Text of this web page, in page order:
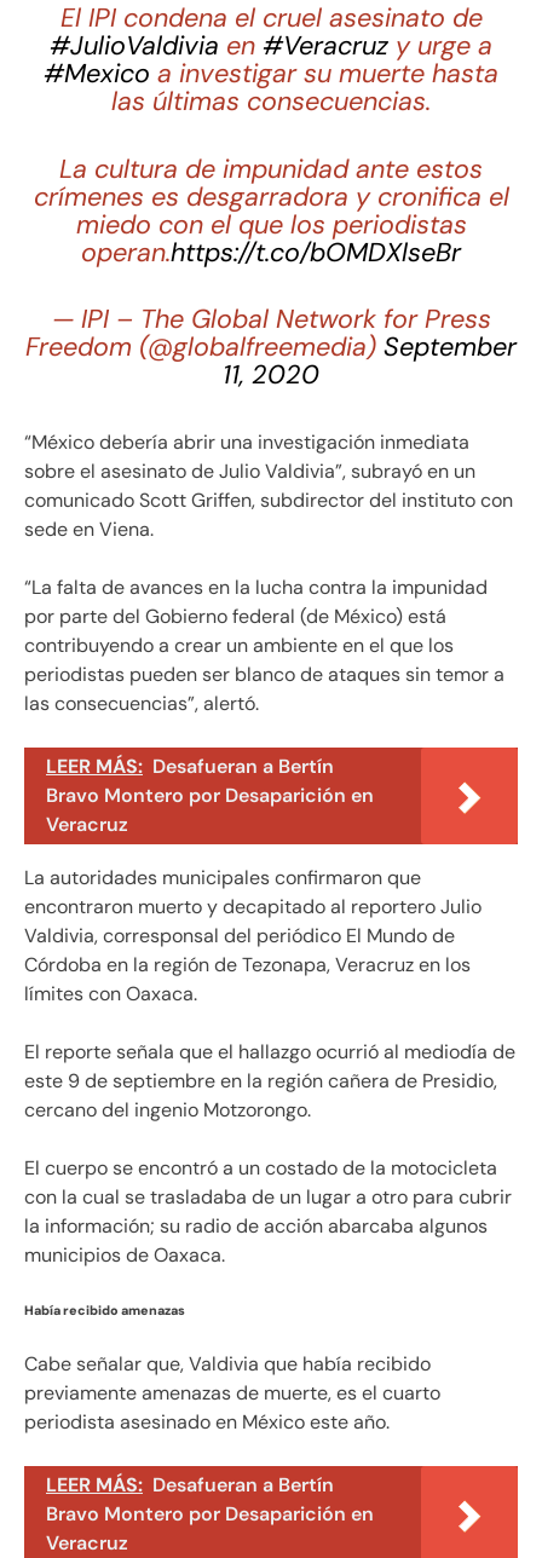
El IPI condena el cruel asesinato de
#JulioValdivia en #Veracruz y urge a
#Mexico a investigar su muerte hasta
las últimas consecuencias.
La cultura de impunidad ante estos
crímenes es desgarradora y cronifica el
miedo con el que los periodistas
operan.https://t.co/bOMDXlseBr
— IPI – The Global Network for Press
Freedom (@globalfreemedia) September
11, 2020
“México debería abrir una investigación inmediata
sobre el asesinato de Julio Valdivia”, subrayó en un
comunicado Scott Griffen, subdirector del instituto con
sede en Viena.
“La falta de avances en la lucha contra la impunidad
por parte del Gobierno federal (de México) está
contribuyendo a crear un ambiente en el que los
periodistas pueden ser blanco de ataques sin temor a
las consecuencias”, alertó.
LEER MÁS: Desafueran a Bertín
Bravo Montero por Desaparición en
Veracruz
La autoridades municipales confirmaron que
encontraron muerto y decapitado al reportero Julio
Valdivia, corresponsal del periódico El Mundo de
Córdoba en la región de Tezonapa, Veracruz en los
límites con Oaxaca.
El reporte señala que el hallazgo ocurrió al mediodía de
este 9 de septiembre en la región cañera de Presidio,
cercano del ingenio Motzorongo.
El cuerpo se encontró a un costado de la motocicleta
con la cual se trasladaba de un lugar a otro para cubrir
la información; su radio de acción abarcaba algunos
municipios de Oaxaca.
Había recibido amenazas
Cabe señalar que, Valdivia que había recibido
previamente amenazas de muerte, es el cuarto
periodista asesinado en México este año.
LEER MÁS: Desafueran a Bertín
Bravo Montero por Desaparición en
Veracruz